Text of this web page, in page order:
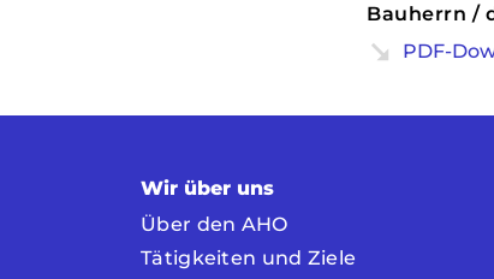
Bauherrn /
PDF-
Wir über uns
Über den AHO
Tätigkeiten und Ziele